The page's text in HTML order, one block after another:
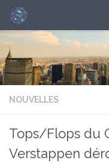
NOUVELLES
Tops/Flops du
Verstappen